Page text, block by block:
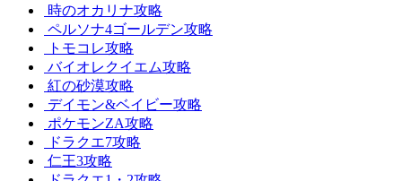
時のオカリナ攻略
ペルソナ4ゴールデン攻略
トモコレ攻略
バイオレクイエム攻略
紅の砂漠攻略
デイモン&ベイビー攻略
ポケモンZA攻略
ドラクエ7攻略
仁王3攻略